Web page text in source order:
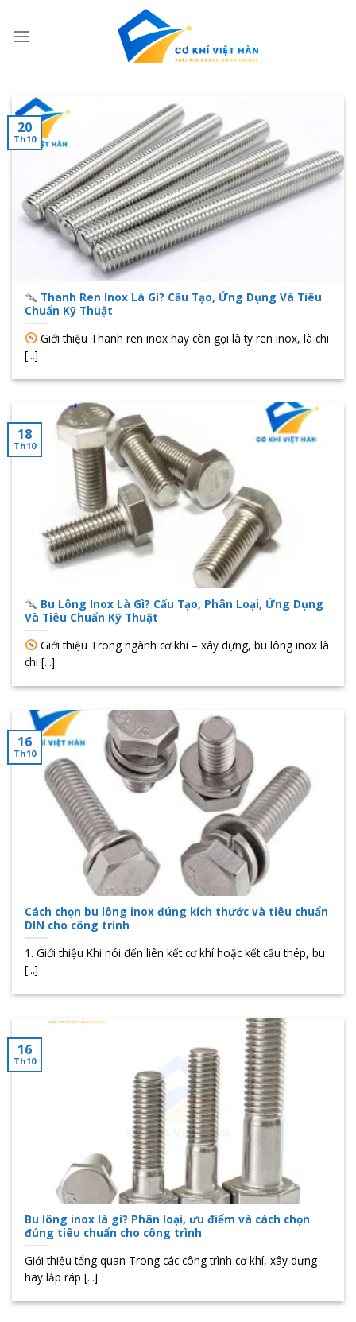
Thanh Ren Inox Là Gì? Cấu Tạo, Ứng Dụng Và Tiêu
Chuẩn Kỹ Thuật
Giới thiệu Thanh ren inox hay còn gọi là ty ren inox, là chi
[...]
20
Th10
Bu Lông Inox Là Gì? Cấu Tạo, Phân Loại, Ứng Dụng
Và Tiêu Chuẩn Kỹ Thuật
Giới thiệu Trong ngành cơ khí – xây dựng, bu lông inox là
chi [...]
18
Th10
Cách chọn bu lông inox đúng kích thước và tiêu chuẩn
DIN cho công trình
1. Giới thiệu Khi nói đến liên kết cơ khí hoặc kết cấu thép, bu
[...]
16
Th10
Bu lông inox là gì? Phân loại, ưu điểm và cách chọn
đúng tiêu chuẩn cho công trình
Giới thiệu tổng quan Trong các công trình cơ khí, xây dựng
hay lắp ráp [...]
16
Th10